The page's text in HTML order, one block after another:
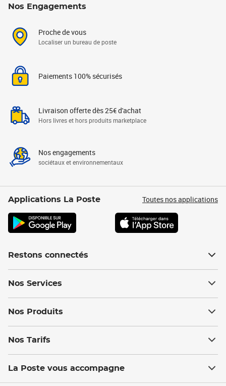
Nos Engagements
Proche de vous
Localiser un bureau de poste
Paiements 100% sécurisés
Livraison offerte dès 25€ d'achat
Hors livres et hors produits marketplace
Nos engagements
sociétaux et environnementaux
Applications La Poste Toutes nos applications
Restons connectés
Nos Services
Nos Produits
Nos Tarifs
La Poste vous accompagne